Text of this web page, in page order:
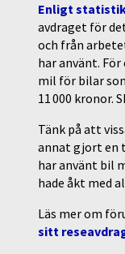
Enligt
avdraget för
och från
har använt.
mil för bilar
11 000 kronor.
Tänk på att
annat gjort en
har använt bil
hade åkt med
Läs mer om
sitt